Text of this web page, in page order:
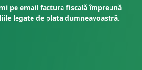
pe email factura fiscală împreună
legate de plata dumneavoastră.